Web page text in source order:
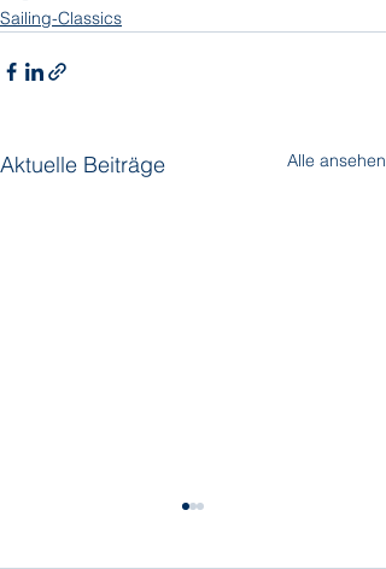
Sailing-Classics
Aktuelle Beiträge Alle ansehen